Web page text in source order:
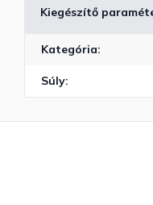
Kiegészítő
Kategória:
Súly: